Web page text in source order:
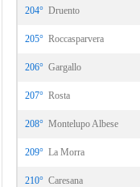
204° Druento
205° Roccasparvera
206° Gargallo
207° Rosta
208° Montelupo Albese
209° La Morra
210° Caresana